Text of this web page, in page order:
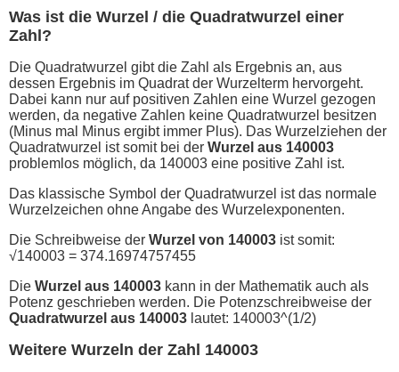
Was ist die Wurzel / die Quadratwurzel einer
Zahl?
Die Quadratwurzel gibt die Zahl als Ergebnis an, aus
dessen Ergebnis im Quadrat der Wurzelterm hervorgeht.
Dabei kann nur auf positiven Zahlen eine Wurzel gezogen
werden, da negative Zahlen keine Quadratwurzel besitzen
(Minus mal Minus ergibt immer Plus). Das Wurzelziehen der
Quadratwurzel ist somit bei der Wurzel aus 140003
problemlos möglich, da 140003 eine positive Zahl ist.
Das klassische Symbol der Quadratwurzel ist das normale
Wurzelzeichen ohne Angabe des Wurzelexponenten.
Die Schreibweise der Wurzel von 140003 ist somit:
√140003 = 374.16974757455
Die Wurzel aus 140003 kann in der Mathematik auch als
Potenz geschrieben werden. Die Potenzschreibweise der
Quadratwurzel aus 140003 lautet: 140003^(1/2)
Weitere Wurzeln der Zahl 140003